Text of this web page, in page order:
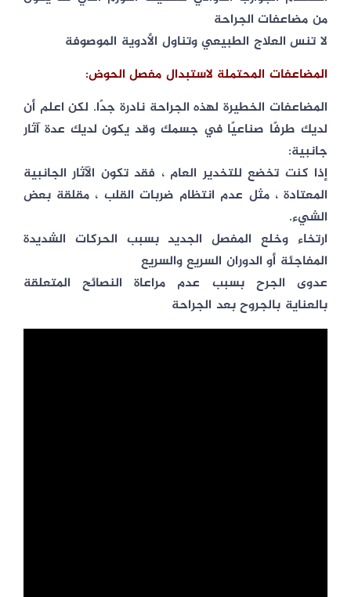
من مضاعفات الجراحة
لا تنس العلاج الطبيعي وتناول الأدوية الموصوفة
المضاعفات المحتملة لاستبدال مفصل الحوض:
المضاعفات الخطيرة لهذه الجراحة نادرة جدًا. لكن اعلم أن
لديك طرفًا صناعيًا في جسمك وقد يكون لديك عدة آثار
جانبية:
إذا كنت تخضع للتخدير العام ، فقد تكون الآثار الجانبية
المعتادة ، مثل عدم انتظام ضربات القلب ، مقلقة بعض
الشيء.
ارتخاء وخلع المفصل الجديد بسبب الحركات الشديدة
المفاجئة أو الدوران السريع والسريع
عدوى الجرح بسبب عدم مراعاة النصائح المتعلقة
بالعناية بالجروح بعد الجراحة